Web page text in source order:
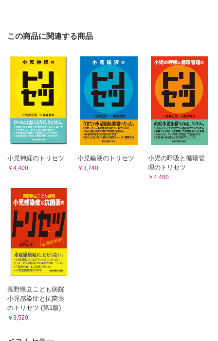
この商品に関連する商品
小児神経のトリセツ
￥4,400
小児輸液のトリセツ
￥3,740
小児の呼吸と循環管
理のトリセツ
￥4,400
長野県立こども病院
小児感染症と抗菌薬
のトリセツ (第1版)
￥3,520